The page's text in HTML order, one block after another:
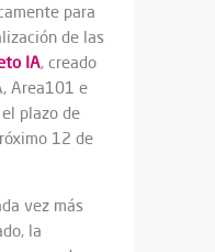
para
de las
IA, creado
Area101 e
plazo de
12 de
vez más
la